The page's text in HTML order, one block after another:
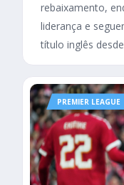
rebaixamento,
liderança e
título inglês
PREMIER LEAGUE